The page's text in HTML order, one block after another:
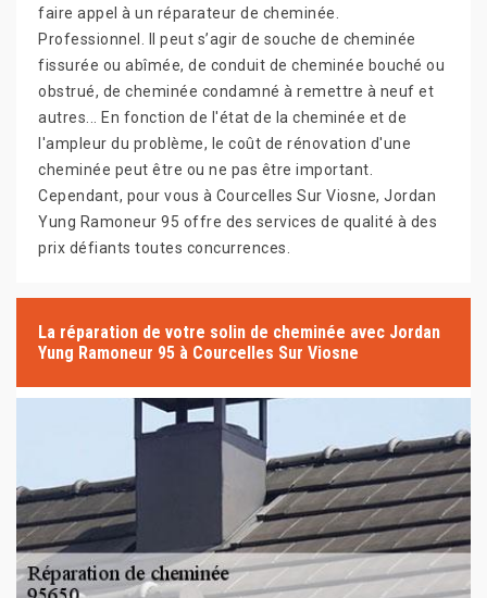
faire appel à un réparateur de cheminée.
Professionnel. Il peut s’agir de souche de cheminée
fissurée ou abîmée, de conduit de cheminée bouché ou
obstrué, de cheminée condamné à remettre à neuf et
autres... En fonction de l'état de la cheminée et de
l'ampleur du problème, le coût de rénovation d'une
cheminée peut être ou ne pas être important.
Cependant, pour vous à Courcelles Sur Viosne, Jordan
Yung Ramoneur 95 offre des services de qualité à des
prix défiants toutes concurrences.
La réparation de votre solin de cheminée avec Jordan
Yung Ramoneur 95 à Courcelles Sur Viosne